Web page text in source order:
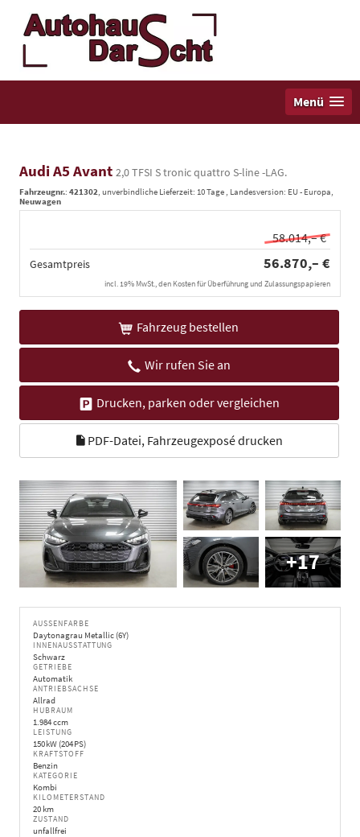
Menü
Audi A5 Avant 2,0 TFSI S tronic quattro S-line -LAG.
Fahrzeugnr.: 421302 , unverbindliche Lieferzeit: 10 Tage , Landesversion: EU - Europa,
Neuwagen
58.014,– €
Gesamtpreis 56.870,– €
incl. 19% MwSt., den Kosten für Überführung und Zulassungspapieren
Fahrzeug bestellen
Wir rufen Sie an
Drucken, parken oder vergleichen
PDF-Datei, Fahrzeugexposé drucken
+17
AUSSENFARBE
Daytonagrau Metallic (6Y)
INNENAUSSTATTUNG
Schwarz
GETRIEBE
Automatik
ANTRIEBSACHSE
Allrad
HUBRAUM
1.984 ccm
LEISTUNG
150 kW (204 PS)
KRAFTSTOFF
Benzin
KATEGORIE
Kombi
KILOMETERSTAND
20 km
ZUSTAND
unfallfrei